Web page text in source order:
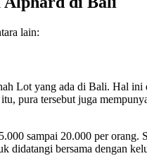
lain:
Lot yang ada di Bali. Hal ini
pura tersebut juga
sampai 20.000 per orang.
bersama dengan